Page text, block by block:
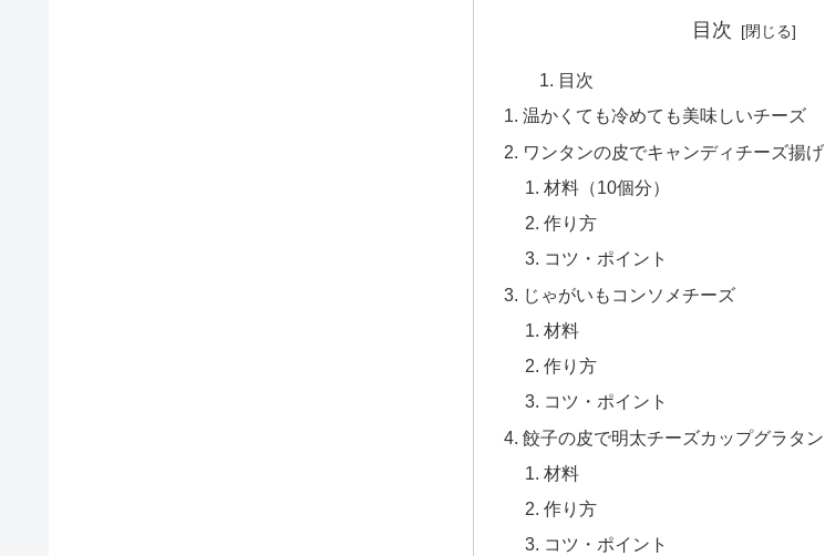
目次
目次
温かくても冷めても美味しいチーズ
ワンタンの皮でキャンディチーズ揚げ
材料（10個分）
作り方
コツ・ポイント
じゃがいもコンソメチーズ
材料
作り方
コツ・ポイント
餃子の皮で明太チーズカップグラタン
材料
作り方
コツ・ポイント